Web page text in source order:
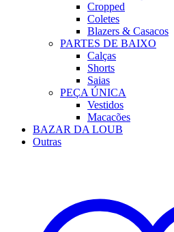
Cropped
Coletes
Blazers & Casacos
PARTES DE BAIXO
Calças
Shorts
Saias
PEÇA ÚNICA
Vestidos
Macacões
BAZAR DA LOUB
Outras